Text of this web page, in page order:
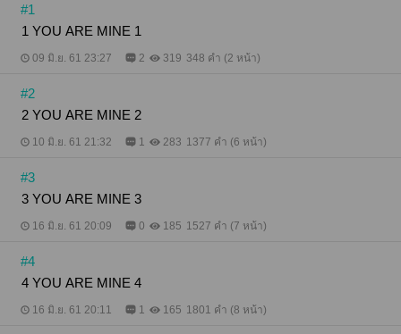
#1
1 YOU ARE MINE 1
09 มิ.ย. 61 23:27 2 319 348 คำ (2 หน้า)
#2
2 YOU ARE MINE 2
10 มิ.ย. 61 21:32 1 283 1377 คำ (6 หน้า)
#3
3 YOU ARE MINE 3
16 มิ.ย. 61 20:09 0 185 1527 คำ (7 หน้า)
#4
4 YOU ARE MINE 4
16 มิ.ย. 61 20:11 1 165 1801 คำ (8 หน้า)